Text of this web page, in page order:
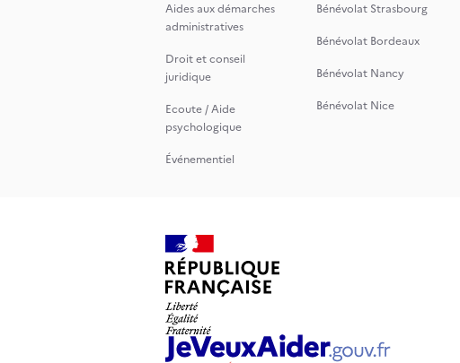
Aides aux démarches
administratives
Droit et conseil
juridique
Ecoute / Aide
psychologique
Événementiel
Bénévolat Strasbourg
Bénévolat Bordeaux
Bénévolat Nancy
Bénévolat Nice